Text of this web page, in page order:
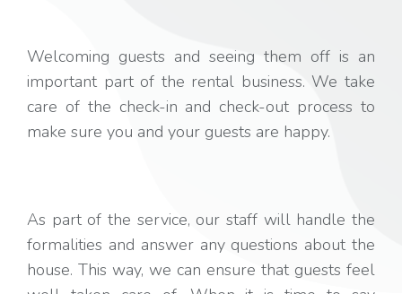
Welcoming guests and seeing them off is an
important part of the rental business. We take
care of the check-in and check-out process to
make sure you and your guests are happy.
As part of the service, our staff will handle the
formalities and answer any questions about the
house. This way, we can ensure that guests feel